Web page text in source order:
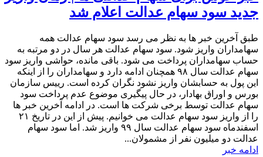
جدید سود سهام عدالت اعلام شد
طبق آخرین خبر ها به نظر می رسد سود سهام عدالت همه
سهامداران واریز شود. سود سهام عدالت هر سال در دو مرتبه به
حساب سهامداران پرداخت می شود. باقی مانده، حواشی واریز سود
سهام عدالت سال ۹۸ همچنان ادامه دارد و سهامداران را از اینکه
این پول به حسابشان واریز نشود نگران کرده است. رییس سازمان
بورس و اوراق بهادار، در حال پیگیری موضوع عدم پرداخت سود
سهام عدالت توسط برخی شرکت ها است. در ادامه آخرین خبر ها
را از واریز سود سهام عدالت می خوانیم. پیش از این در تاریخ ۲۱
اسفندماه سود سهام عدالت سال ۹۹ واریز شد. اما سود سهام
عدالت دو میلیون نفر از مشمولان...
ادامه خبر